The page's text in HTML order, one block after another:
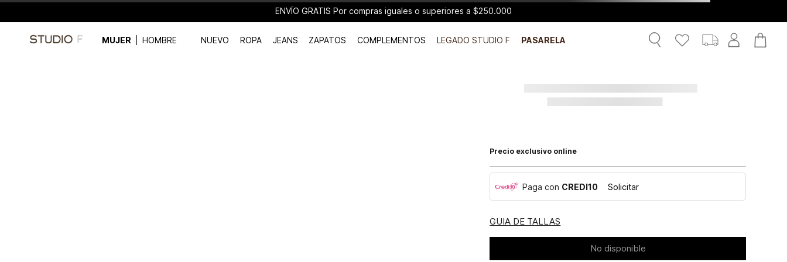
ENVÍO GRATIS Por compras iguales o superiores a $250.000
MUJER HOMBRE NUEVO ROPA JEANS ZAPATOS COMPLEMENTOS LEGADO STUDIO F PASARELA
Precio exclusivo online
Paga con CREDI10 Solicitar
GUIA DE TALLAS
No disponible